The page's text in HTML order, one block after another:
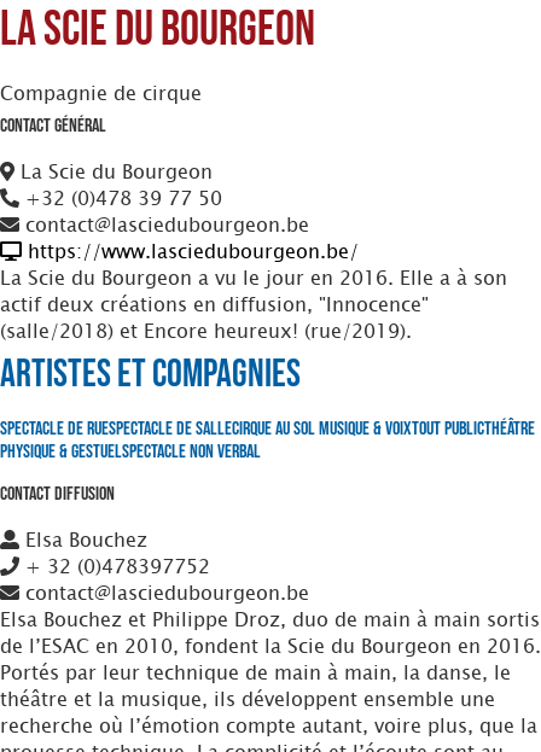
La Scie du BOURGEON
Compagnie de cirque
Contact Général
La Scie du Bourgeon
+32 (0)478 39 77 50
contact@lasciedubourgeon.be
https://www.lasciedubourgeon.be/
La Scie du Bourgeon a vu le jour en 2016. Elle a à son
actif deux créations en diffusion, "Innocence"
(salle/2018) et Encore heureux! (rue/2019).
Artistes et Compagnies
Spectacle de RueSpectacle de SalleCirque au SolMusique & VoixTout PublicThéâtre
Physique & GestuelSpectacle non verbal
Contact Diffusion
Elsa Bouchez
+ 32 (0)478397752
contact@lasciedubourgeon.be
Elsa Bouchez et Philippe Droz, duo de main à main sortis
de l’ESAC en 2010, fondent la Scie du Bourgeon en 2016.
Portés par leur technique de main à main, la danse, le
théâtre et la musique, ils développent ensemble une
recherche où l’émotion compte autant, voire plus, que la